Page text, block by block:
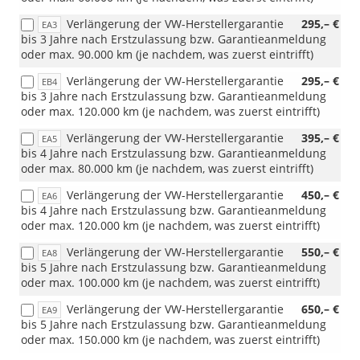
EA3 295,– €
Verlängerung der VW-Herstellergarantie
bis 3 Jahre nach Erstzulassung bzw. Garantieanmeldung
oder max. 90.000 km (je nachdem, was zuerst eintrifft)
EB4 295,– €
Verlängerung der VW-Herstellergarantie
bis 3 Jahre nach Erstzulassung bzw. Garantieanmeldung
oder max. 120.000 km (je nachdem, was zuerst eintrifft)
EA5 395,– €
Verlängerung der VW-Herstellergarantie
bis 4 Jahre nach Erstzulassung bzw. Garantieanmeldung
oder max. 80.000 km (je nachdem, was zuerst eintrifft)
EA6 450,– €
Verlängerung der VW-Herstellergarantie
bis 4 Jahre nach Erstzulassung bzw. Garantieanmeldung
oder max. 120.000 km (je nachdem, was zuerst eintrifft)
EA8 550,– €
Verlängerung der VW-Herstellergarantie
bis 5 Jahre nach Erstzulassung bzw. Garantieanmeldung
oder max. 100.000 km (je nachdem, was zuerst eintrifft)
EA9 650,– €
Verlängerung der VW-Herstellergarantie
bis 5 Jahre nach Erstzulassung bzw. Garantieanmeldung
oder max. 150.000 km (je nachdem, was zuerst eintrifft)